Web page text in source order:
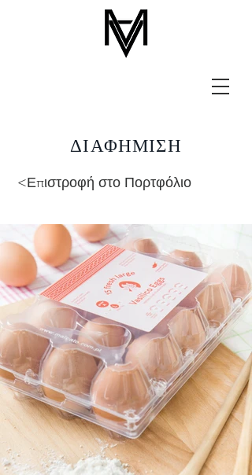
ΔΙΑΦΗΜΙΣΗ
<Επιστροφή στο Πορτφόλιο